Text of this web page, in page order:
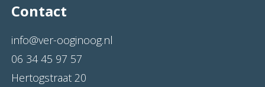
Contact
info@ver-ooginoog.nl
06 34 45 97 57
Hertogstraat 20